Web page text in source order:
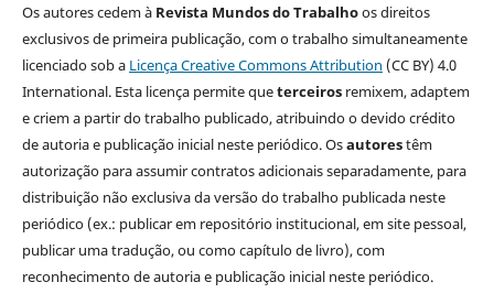
Os autores cedem à Revista Mundos do Trabalhoos direitos
exclusivos de primeira publicação, com o trabalho simultaneamente
licenciado sob a Licença Creative Commons Attribution (CC BY) 4.0
International. Esta licença permite queterceirosremixem, adaptem
e criem a partir do trabalho publicado, atribuindo o devido crédito
de autoria e publicação inicial neste periódico. Osautorestêm
autorização para assumir contratos adicionais separadamente, para
distribuição não exclusiva da versão do trabalho publicada neste
periódico (ex.: publicar em repositório institucional, em site pessoal,
publicar uma tradução, ou como capítulo de livro), com
reconhecimento de autoria e publicação inicial neste periódico.